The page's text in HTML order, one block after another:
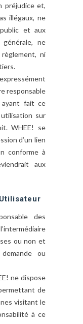
préjudice et,
illégaux, ne
et aux
ne
ni
responsable
fait ce
sur
WHEE! se
d’un lien
conforme à
aux
des
ou non et
ou
ne dispose
de
visitant le
à ce